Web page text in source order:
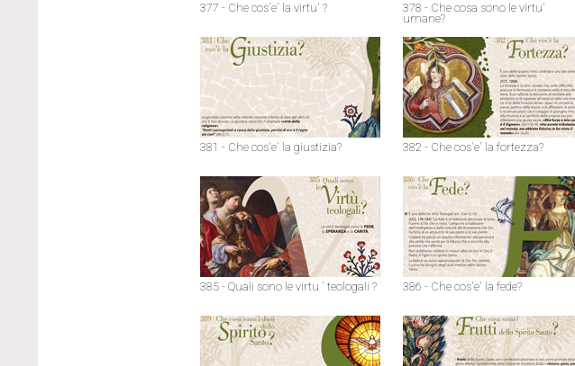
377 - Che cos'e' la virtu' ?
378 - Che cosa sono le virtu'
umane?
381 - Che cos'e' la giustizia? 382 - Che cos'e' la fortezza?
385 - Quali sono le virtu ' teologali ? 386 - Che cos'e' la fede?